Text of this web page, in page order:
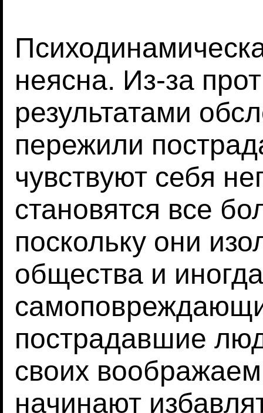
неясна. Из-за
результатами
пережили
чувствуют себя
становятся все
поскольку они
общества и
пострадавшие
своих
начинают